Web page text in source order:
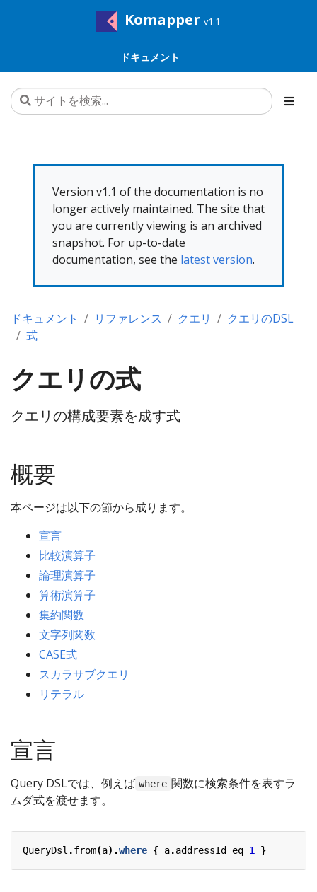
Komapper v1.1
ドキュメント
Version v1.1 of the documentation is no
longer actively maintained. The site that
you are currently viewing is an archived
snapshot. For up-to-date
documentation, see the latest version.
ドキュメント リファレンス クエリ
クエリのDSL
式
クエリの式
クエリの構成要素を成す式
概要
本ページは以下の節から成ります。
宣言
比較演算子
論理演算子
算術演算子
集約関数
文字列関数
CASE式
スカラサブクエリ
リテラル
宣言
Query DSLでは、例えば where 関数に検索条件を表すラ
ムダ式を渡せます。
QueryDsl .from(a).where { a.addressId eq 1 }